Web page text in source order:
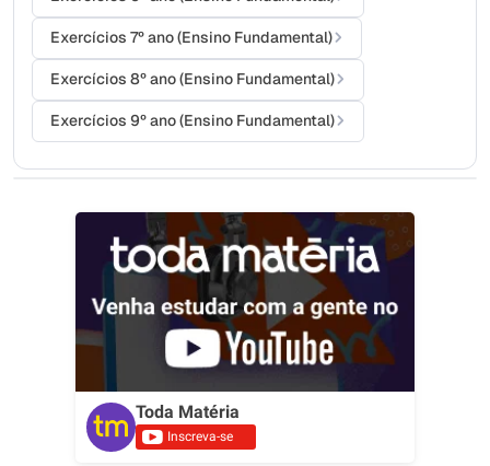
Exercícios 7º ano (Ensino Fundamental)
Exercícios 8º ano (Ensino Fundamental)
Exercícios 9º ano (Ensino Fundamental)
Toda Matéria
Inscreva-se